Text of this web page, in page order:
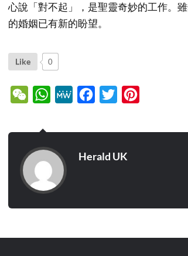
心說「對不起」，是聖靈奇妙的工作。
的婚姻已有新的盼望。
Like 0
WeChatWhatsApp
MeWe Facebook
Twitter
Herald UK